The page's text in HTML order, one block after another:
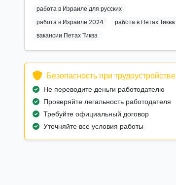
работа в Израиле для русских
работа в Израиле 2024
работа в Петах Тиква
вакансии Петах Тиква
Безопасность при трудоустройстве
Не переводите деньги работодателю
Проверяйте легальность работодателя
Требуйте официальный договор
Уточняйте все условия работы